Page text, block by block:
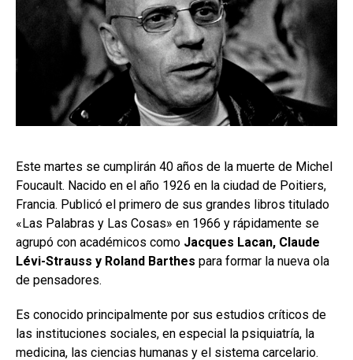
Este martes se cumplirán 40 años de la muerte de Michel
Foucault. Nacido en el año 1926 en la ciudad de Poitiers,
Francia. Publicó el primero de sus grandes libros titulado
«Las Palabras y Las Cosas» en 1966 y rápidamente se
agrupó con académicos como Jacques Lacan, Claude
Lévi-Strauss y Roland Barthes para formar la nueva ola
de pensadores.
Es conocido principalmente por sus estudios críticos de
las instituciones sociales, en especial la psiquiatría, la
medicina, las ciencias humanas y el sistema carcelario.